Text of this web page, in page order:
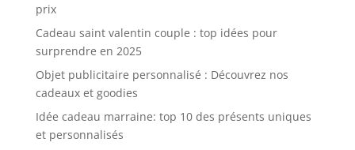
prix
Cadeau saint valentin couple : top idées pour
surprendre en 2025
Objet publicitaire personnalisé : Découvrez nos
cadeaux et goodies
Idée cadeau marraine: top 10 des présents uniques
et personnalisés